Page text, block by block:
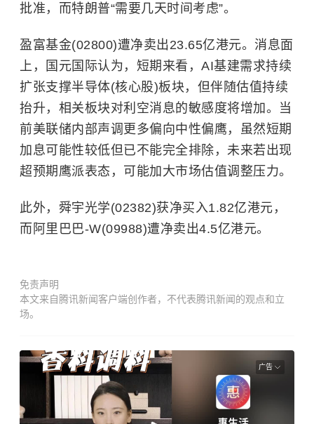
批准，而特朗普“需要几天时间考虑”。
盈富基金(02800)遭净卖出23.65亿港元。消息面
上，国元国际认为，短期来看，AI基建需求持续
扩张支撑半导体(核心股)板块，但伴随估值持续
抬升，相关板块对利空消息的敏感度将增加。当
前美联储内部声调更多偏向中性偏鹰，虽然短期
加息可能性较低但已不能完全排除，未来若出现
超预期鹰派表态，可能加大市场估值调整压力。
此外，舜宇光学(02382)获净买入1.82亿港元，
而阿里巴巴-W(09988)遭净卖出4.5亿港元。
免责声明
本文来自腾讯新闻客户端创作者，不代表腾讯新闻的观点和立
场。
广告